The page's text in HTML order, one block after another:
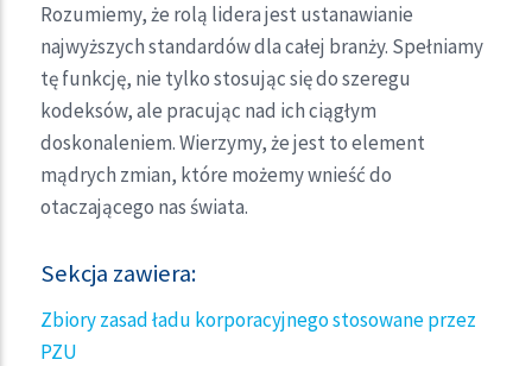
Rozumiemy, że rolą lidera jest ustanawianie
najwyższych standardów dla całej branży. Spełniamy
tę funkcję, nie tylko stosując się do szeregu
kodeksów, ale pracując nad ich ciągłym
doskonaleniem. Wierzymy, że jest to element
mądrych zmian, które możemy wnieść do
otaczającego nas świata.
Sekcja zawiera:
Zbiory zasad ładu korporacyjnego stosowane przez
PZU